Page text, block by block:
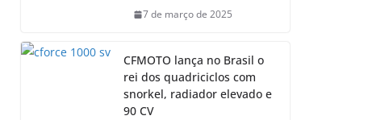
7 de março de 2025
CFMOTO lança no Brasil o
rei dos quadriciclos com
snorkel, radiador elevado e
90 CV